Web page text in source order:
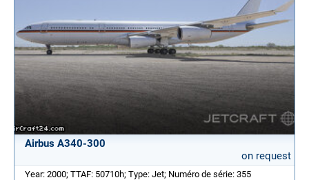
Airbus A340-300
on request
Year: 2000; TTAF: 50710h; Type: Jet; Numéro de série: 355